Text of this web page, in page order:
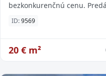
bezkonkurenčnú cenu.
zastavaného územia obce
ID:9569
20 € m²